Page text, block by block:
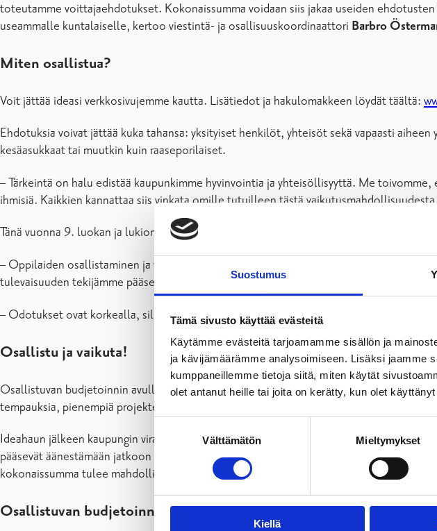
Suostumus
Tämä sivusto käyttää evästeitä
Käytämme evästeitä tarjoamamme sisällön ja
ja kävijämäärämme analysoimiseen. Lisäksi jaamme
kumppaneillemme tietoja siitä, miten käytät
olet antanut heille tai joita on kerätty, kun olet
valinta
Välttämätön Mieltymykset
Kiellä
toteutamme voittajaehdotukset. Kokonaissumma voidaan siis jakaa useiden
useammalle kuntalaiselle, kertoo viestintä- ja osallisuuskoordinaattori Barbro
Miten osallistua?
Voit jättää ideasi verkkosivujemme kautta. Lisätiedot ja hakulomakkeen löydät täältä:
Ehdotuksia voivat jättää kuka tahansa: yksityiset henkilöt, yhteisöt sekä vapaasti
kesäasukkaat tai muutkin kuin raaseporilaiset.
– Tärkeintä on halu edistää kaupunkimme hyvinvointia ja yhteisöllisyyttä. Me
ihmisiä. Kaikkien kannattaa siis vinkata omille tutuilleen tästä
Tänä vuonna 9. luokan ja lukion oppilaat pääsevät kouluissa työpajojen muodossa
– Oppilaiden osallistaminen ja yhteiskuntavaikuttaminen ovat opetussuunnitelmamme
tulevaisuuden tekijämme pääsevät konkreettisesti tulevaisuuden työstämiseen
– Odotukset ovat korkealla, sillä universumia mullistavia ideoita on ennenkin saatu juuri
Osallistu ja vaikuta!
Osallistuvan budjetoinnin avulla voi toteuttaa erilaisia ideoita. Ehdotukset voivat olla
tempauksia, pienempiä projekteja tai asumisviihtyvyyttä lisääviä hankintoja. Idea voi
Ideahaun jälkeen kaupungin viranhaltijoista koostuva työryhmä käy läpi ehdotukset ja
pääsevät äänestämään jatkoon päässeiden ideoiden joukosta suosikkinsa. Ehdotuksia
kokonaissumma tulee mahdollisimman täyteen, mutta ei ylity.
Osallistuvan budjetoinnin vaiheet